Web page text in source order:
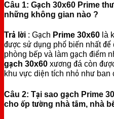
Câu 1: Gạch 30x60 Prime
những không gian nào ?
Trả lời : Gạch Prime 30x60 là
được sử dụng phổ biến nhất
phòng bếp và làm gạch điểm
gạch 30x60 xương đá còn
khu vực diện tích nhỏ như ban
Câu 2: Tại sao gạch Prime
cho ốp tường nhà tắm, nhà